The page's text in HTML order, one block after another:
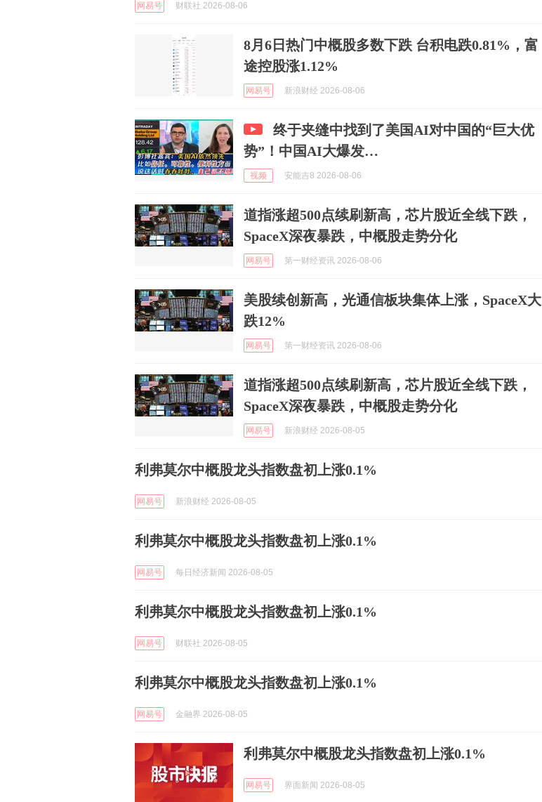
网易号 财联社 2026-08-06
8月6日热门中概股多数下跌 台积电跌0.81%，富
途控股涨1.12%
网易号 新浪财经 2026-08-06
终于夹缝中找到了美国AI对中国的“巨大优
势”！中国AI大爆发…
视频 安能吉8 2026-08-06
道指涨超500点续刷新高，芯片股近全线下跌，
SpaceX深夜暴跌，中概股走势分化
网易号 第一财经资讯 2026-08-06
美股续创新高，光通信板块集体上涨，SpaceX大
跌12%
网易号 第一财经资讯 2026-08-06
道指涨超500点续刷新高，芯片股近全线下跌，
SpaceX深夜暴跌，中概股走势分化
网易号 新浪财经 2026-08-05
利弗莫尔中概股龙头指数盘初上涨0.1%
网易号 新浪财经 2026-08-05
利弗莫尔中概股龙头指数盘初上涨0.1%
网易号 每日经济新闻 2026-08-05
利弗莫尔中概股龙头指数盘初上涨0.1%
网易号 财联社 2026-08-05
利弗莫尔中概股龙头指数盘初上涨0.1%
网易号 金融界 2026-08-05
利弗莫尔中概股龙头指数盘初上涨0.1%
网易号 界面新闻 2026-08-05